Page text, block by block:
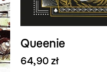
Queenie
64,90 zł